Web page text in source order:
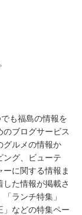
も福島の情報を
のブログサービス
グルメの情報か
ング、ビューテ
ーに関する情報ま
した情報が掲載さ
ランチ特集」
」などの特集ペー